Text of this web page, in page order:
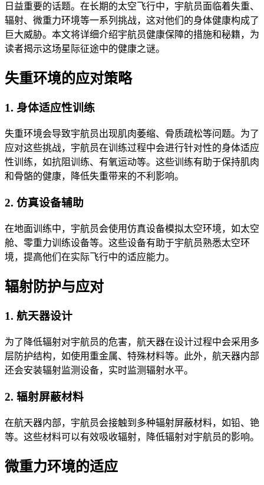
日益重要的话题。在长期的太空飞行中，宇航员面临着失重、
辐射、微重力环境等一系列挑战，这对他们的身体健康构成了
巨大威胁。本文将详细介绍宇航员健康保障的措施和秘籍，为
读者揭示这场星际征途中的健康之谜。
失重环境的应对策略
1. 身体适应性训练
失重环境会导致宇航员出现肌肉萎缩、骨质疏松等问题。为了
应对这些挑战，宇航员在训练过程中会进行针对性的身体适应
性训练，如抗阻训练、有氧运动等。这些训练有助于保持肌肉
和骨骼的健康，降低失重带来的不利影响。
2. 仿真设备辅助
在地面训练中，宇航员会使用仿真设备模拟太空环境，如太空
舱、零重力训练设备等。这些设备有助于宇航员熟悉太空环
境，提高他们在实际飞行中的适应能力。
辐射防护与应对
1. 航天器设计
为了降低辐射对宇航员的危害，航天器在设计过程中会采用多
层防护结构，如使用重金属、特殊材料等。此外，航天器内部
还会安装辐射监测设备，实时监测辐射水平。
2. 辐射屏蔽材料
在航天器内部，宇航员会接触到多种辐射屏蔽材料，如铅、铯
等。这些材料可以有效吸收辐射，降低辐射对宇航员的影响。
微重力环境的适应